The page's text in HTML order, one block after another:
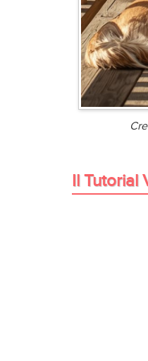
Il Tutorial